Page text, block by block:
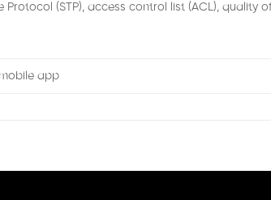
Protocol (STP), access control list (ACL), quality
app